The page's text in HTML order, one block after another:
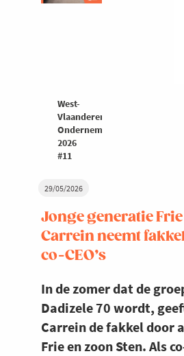
29/05/2026
Jonge generatie Frie
Carrein neemt
co-CEO’s
In de zomer dat de
Dadizele 70 wordt,
Carrein de fakkel door
Frie en zoon Sten. Als
West-
Vlaanderen
Ondernemers
2026
#11